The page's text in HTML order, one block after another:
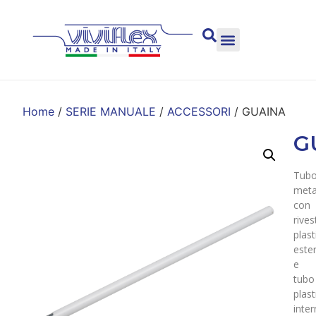
Home / SERIE MANUALE / ACCESSORI / GUAINA
con
e
tubo